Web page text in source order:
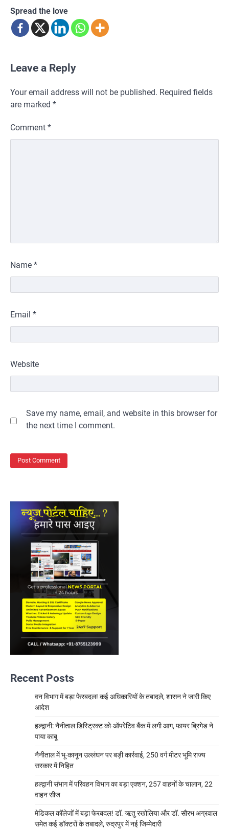
Spread the love
Leave a Reply
Your email address will not be published. Required fields
are marked *
Comment *
Name *
Email *
Website
Save my name, email, and website in this browser for
the next time I comment.
Recent Posts
वन विभाग में बड़ा फेरबदल! कई अधिकारियों के तबादले, शासन ने जारी किए
आदेश
हल्द्वानी: नैनीताल डिस्ट्रिक्ट को-ऑपरेटिव बैंक में लगी आग, फायर ब्रिगेड ने
पाया काबू
नैनीताल में भू-कानून उल्लंघन पर बड़ी कार्रवाई, 250 वर्ग मीटर भूमि राज्य
सरकार में निहित
हल्द्वानी संभाग में परिवहन विभाग का बड़ा एक्शन, 257 वाहनों के चालान, 22
वाहन सीज
मेडिकल कॉलेजों में बड़ा फेरबदल! डॉ. ऋतु रखोलिया और डॉ. सौरभ अग्रवाल
समेत कई डॉक्टरों के तबादले, रुद्रपुर में नई जिम्मेदारी